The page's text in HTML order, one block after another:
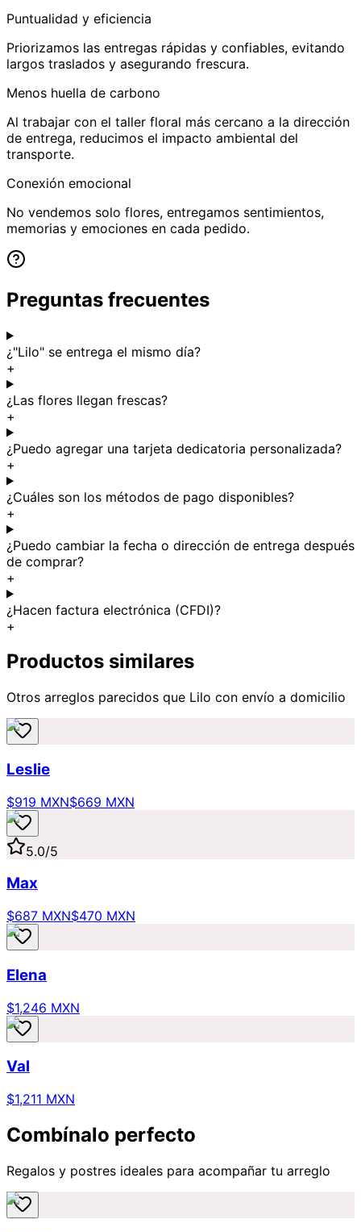
Puntualidad y eficiencia
Priorizamos las entregas rápidas y confiables, evitando
largos traslados y asegurando frescura.
Menos huella de carbono
Al trabajar con el taller floral más cercano a la dirección
de entrega, reducimos el impacto ambiental del
transporte.
Conexión emocional
No vendemos solo flores, entregamos sentimientos,
memorias y emociones en cada pedido.
Preguntas frecuentes
¿"Lilo" se entrega el mismo día?
+
¿Las flores llegan frescas?
+
¿Puedo agregar una tarjeta dedicatoria personalizada?
+
¿Cuáles son los métodos de pago disponibles?
+
¿Puedo cambiar la fecha o dirección de entrega después
de comprar?
+
¿Hacen factura electrónica (CFDI)?
+
Productos similares
Otros arreglos parecidos que Lilo con envío a domicilio
Leslie
$919 MXN$669 MXN
5.0/5
Max
$687 MXN$470 MXN
Elena
$1,246 MXN
Val
$1,211 MXN
Combínalo perfecto
Regalos y postres ideales para acompañar tu arreglo